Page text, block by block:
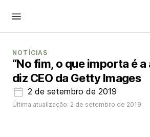
NOTÍCIAS
“No fim, o que importa é a
diz CEO da Getty Images
2 de setembro de 2019
Última atualização: 2 de setembro de 2019